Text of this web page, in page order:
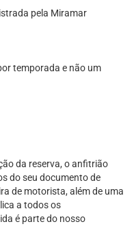
pela Miramar
temporada e não um
da reserva, o anfitrião
do seu documento de
de motorista, além de uma
a todos os
é parte do nosso